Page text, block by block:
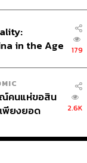
in the Age
179
ณ์คนแห่ขอสิน
พียงยอด
2.6K